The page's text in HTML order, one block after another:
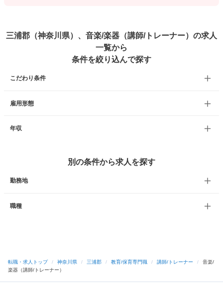
三浦郡（神奈川県）、音楽/楽器（講師/トレーナー）の求人
一覧から
条件を絞り込んで探す
こだわり条件
雇用形態
年収
別の条件から求人を探す
勤務地
職種
転職・求人トップ / 神奈川県 / 三浦郡 / 教育/保育専門職 / 講師/トレーナー /
音楽/
楽器（講師/トレーナー）